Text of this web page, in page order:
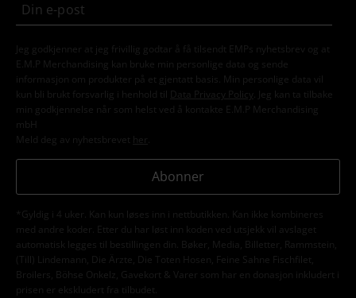
Jeg godkjenner at jeg frivillig godtar å få tilsendt EMPs nyhetsbrev og at
E.M.P Merchandising kan bruke min personlige data og sende
informasjon om produkter på et gjentatt basis. Min personlige data vil
kun bli brukt forsvarlig i henhold til
Data Privacy Policy
. Jeg kan ta tilbake
min godkjennelse når som helst ved å kontakte E.M.P Merchandising
mbH
Meld deg av nyhetsbrevet her
Abonner
*Gyldig i 4 uker. Kan kun løses inn i nettbutikken. Kan ikke kombineres
med andre koder. Etter du har løst inn koden ved utsjekk vil avslaget
automatisk legges til bestillingen din. Bøker, Media, Billetter, Rammstein,
(Till) Lindemann, Die Ärzte, Die Toten Hosen, Feine Sahne Fischfilet,
Broilers, Böhse Onkelz, Gavekort & Varer som har en donasjon inkludert i
prisen er ekskludert fra tilbudet.